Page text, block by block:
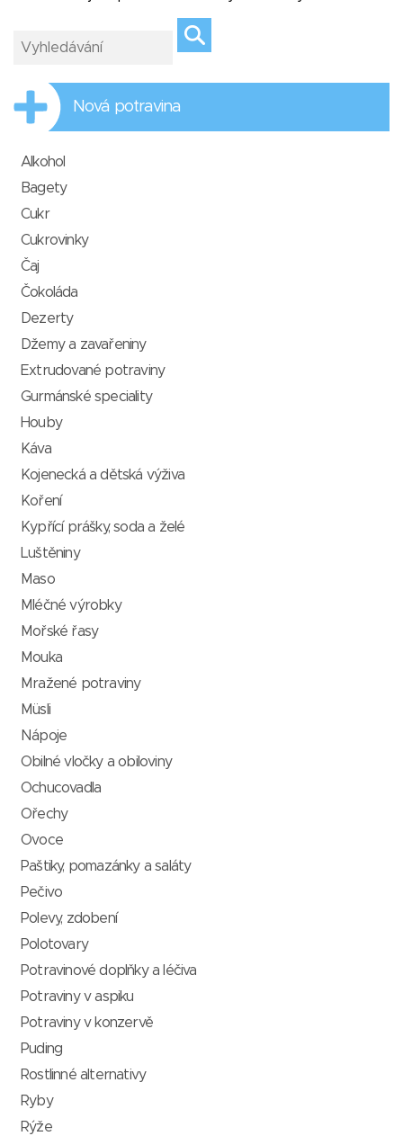
Nová potravina
Alkohol
Bagety
Cukr
Cukrovinky
Čaj
Čokoláda
Dezerty
Džemy a zavařeniny
Extrudované potraviny
Gurmánské speciality
Houby
Káva
Kojenecká a dětská výživa
Koření
Kypřící prášky, soda a želé
Luštěniny
Maso
Mléčné výrobky
Mořské řasy
Mouka
Mražené potraviny
Müsli
Nápoje
Obilné vločky a obiloviny
Ochucovadla
Ořechy
Ovoce
Paštiky, pomazánky a saláty
Pečivo
Polevy, zdobení
Polotovary
Potravinové doplňky a léčiva
Potraviny v aspiku
Potraviny v konzervě
Puding
Rostlinné alternativy
Ryby
Rýže